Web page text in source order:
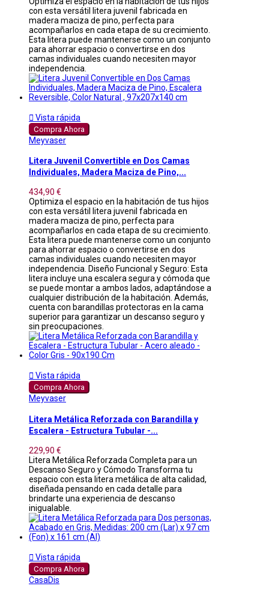
con esta versátil litera juvenil fabricada en
madera maciza de pino, perfecta para
acompañarlos en cada etapa de su crecimiento.
Esta litera puede mantenerse como un conjunto
para ahorrar espacio o convertirse en dos
camas individuales cuando necesiten mayor
independencia.
 Vista rápida
Compra Ahora
Meyvaser
Litera Juvenil Convertible en Dos Camas
Individuales, Madera Maciza de Pino,...
434,90 €
Optimiza el espacio en la habitación de tus hijos
con esta versátil litera juvenil fabricada en
madera maciza de pino, perfecta para
acompañarlos en cada etapa de su crecimiento.
Esta litera puede mantenerse como un conjunto
para ahorrar espacio o convertirse en dos
camas individuales cuando necesiten mayor
independencia. Diseño Funcional y Seguro: Esta
litera incluye una escalera segura y cómoda que
se puede montar a ambos lados, adaptándose a
cualquier distribución de la habitación. Además,
cuenta con barandillas protectoras en la cama
superior para garantizar un descanso seguro y
sin preocupaciones.
 Vista rápida
Compra Ahora
Meyvaser
Litera Metálica Reforzada con Barandilla y
Escalera - Estructura Tubular -...
229,90 €
Litera Metálica Reforzada Completa para un
Descanso Seguro y Cómodo Transforma tu
espacio con esta litera metálica de alta calidad,
diseñada pensando en cada detalle para
brindarte una experiencia de descanso
inigualable.
 Vista rápida
Compra Ahora
CasaDis